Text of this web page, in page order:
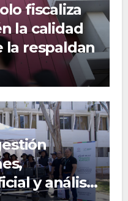
fiscaliza
la calidad
la respaldan
y análisis